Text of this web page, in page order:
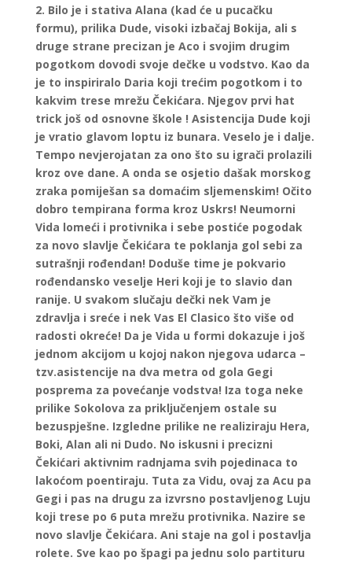
2. Bilo je i stativa Alana (kad će u pucačku
formu), prilika Dude, visoki izbačaj Bokija, ali s
druge strane precizan je Aco i svojim drugim
pogotkom dovodi svoje dečke u vodstvo. Kao da
je to inspiriralo Daria koji trećim pogotkom i to
kakvim trese mrežu Čekićara. Njegov prvi hat
trick još od osnovne škole ! Asistencija Dude koji
je vratio glavom loptu iz bunara. Veselo je i dalje.
Tempo nevjerojatan za ono što su igrači prolazili
kroz ove dane. A onda se osjetio dašak morskog
zraka pomiješan sa domaćim sljemenskim! Očito
dobro tempirana forma kroz Uskrs! Neumorni
Vida lomeći i protivnika i sebe postiće pogodak
za novo slavlje Čekićara te poklanja gol sebi za
sutrašnji rođendan! Doduše time je pokvario
rođendansko veselje Heri koji je to slavio dan
ranije. U svakom slučaju dečki nek Vam je
zdravlja i sreće i nek Vas El Clasico što više od
radosti okreće! Da je Vida u formi dokazuje i još
jednom akcijom u kojoj nakon njegova udarca –
tzv.asistencije na dva metra od gola Gegi
posprema za povećanje vodstva! Iza toga neke
prilike Sokolova za priključenjem ostale su
bezuspješne. Izgledne prilike ne realiziraju Hera,
Boki, Alan ali ni Dudo. No iskusni i precizni
Čekićari aktivnim radnjama svih pojedinaca to
lakoćom poentiraju. Tuta za Vidu, ovaj za Acu pa
Gegi i pas na drugu za izvrsno postavljenog Luju
koji trese po 6 puta mrežu protivnika. Nazire se
novo slavlje Čekićara. Ani staje na gol i postavlja
rolete. Sve kao po špagi pa jednu solo partituru